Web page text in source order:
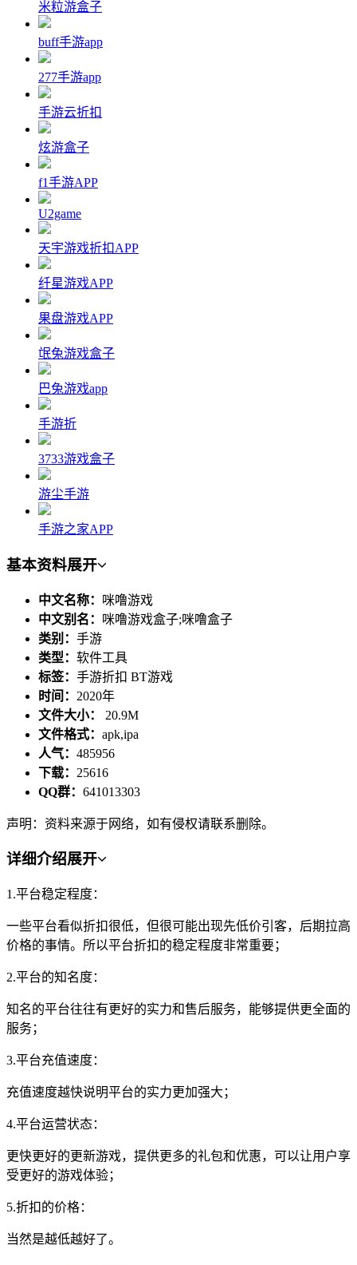
米粒游盒子
buff手游app
277手游app
手游云折扣
炫游盒子
f1手游APP
U2game
天宇游戏折扣APP
纤星游戏APP
果盘游戏APP
氓兔游戏盒子
巴兔游戏app
手游折
3733游戏盒子
游尘手游
手游之家APP
基本资料展开
中文名称： 咪噜游戏
中文别名： 咪噜游戏盒子;咪噜盒子
类别： 手游
类型： 软件工具
标签： 手游折扣 BT游戏
时间： 2020年
文件大小： 20.9M
文件格式： apk,ipa
人气： 485956
下载： 25616
QQ群： 641013303
声明：资料来源于网络，如有侵权请联系删除。
详细介绍展开
1.平台稳定程度：
一些平台看似折扣很低，但很可能出现先低价引客，后期拉高
价格的事情。所以平台折扣的稳定程度非常重要；
2.平台的知名度：
知名的平台往往有更好的实力和售后服务，能够提供更全面的
服务；
3.平台充值速度：
充值速度越快说明平台的实力更加强大；
4.平台运营状态：
更快更好的更新游戏，提供更多的礼包和优惠，可以让用户享
受更好的游戏体验；
5.折扣的价格：
当然是越低越好了。